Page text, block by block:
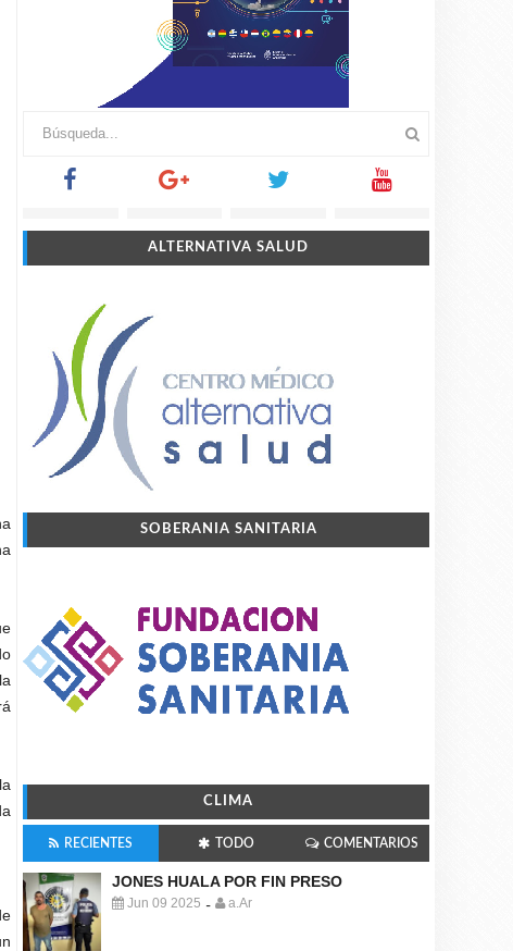
ALTERNATIVA SALUD
SOBERANIA SANITARIA
CLIMA
RECIENTES TODO COMENTARIOS
JONES HUALA POR FIN PRESO
Jun 09 2025 - a.Ar